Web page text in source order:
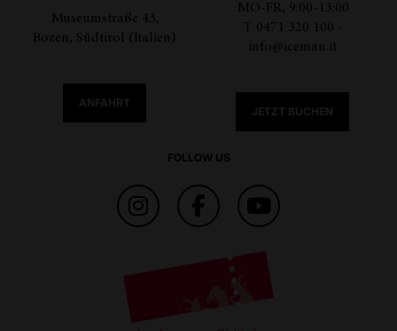
Museumstraße 43,
Bozen, Südtirol (Italien)
ANFAHRT
MO-FR, 9:00-13:00
T 0471 320 100 -
info@iceman.it
JETZT BUCHEN
FOLLOW US